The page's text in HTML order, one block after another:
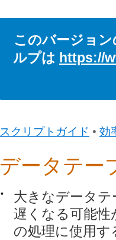
このバージョ
ルプは https://
スクリプトガイド • 効
データテー
•
大きなデータ
遅くなる可能
の処理に使用